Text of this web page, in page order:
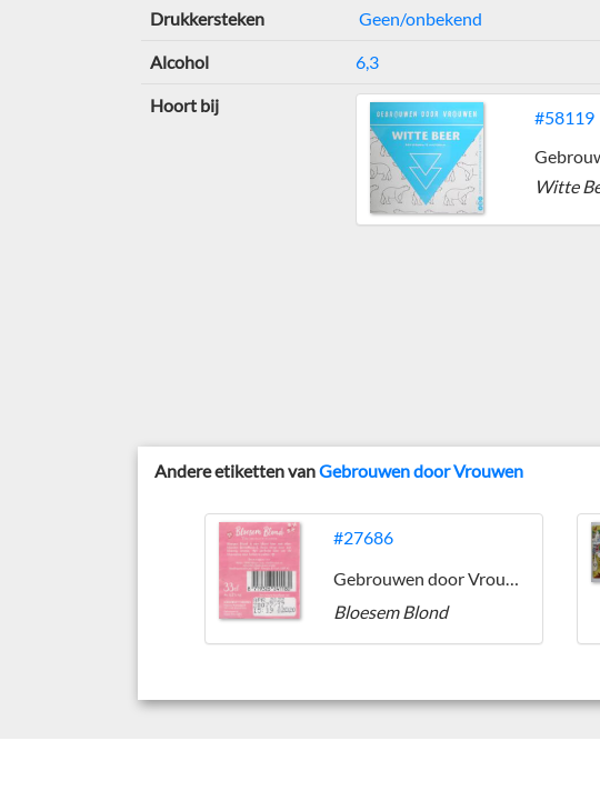
Drukkersteken Geen/onbekend
Alcohol 6,3
Hoort bij
#58119
Witte
Andere etiketten vanGebrouwen door Vrouwen
#27686
Bloesem Blond